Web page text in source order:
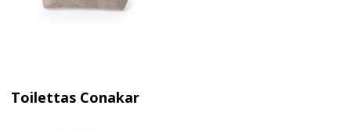
Toilettas Conakar